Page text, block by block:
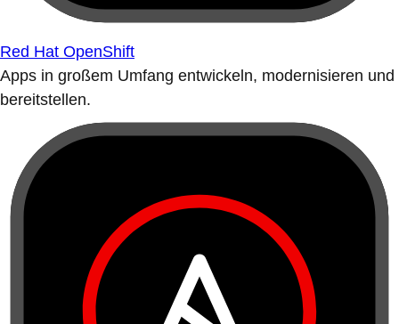
Red Hat OpenShift
Apps in großem Umfang entwickeln, modernisieren und
bereitstellen.